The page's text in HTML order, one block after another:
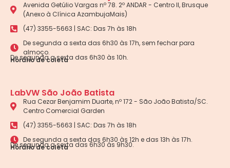
Avenida Getúlio Vargas nº 78. 2º ANDAR - Centro II, Brusque
(Anexo à Clínica AzambujaMais)
(47) 3355-5663 | SAC: Das 7h às 18h
De segunda a sexta das 6h30 às 17h, sem fechar para
almoço.
Horário de coleta
De segunda a sexta das 6h30 às 10h.
LabVW São João Batista
Rua Cezar Benjamim Duarte, nº 172 - São João Batista/SC.
Centro Comercial Garden
(47) 3355-5663 | SAC: Das 7h às 18h
De segunda a sexta das 6h30 às 12h e das 13h às 17h.
Horário de coleta
De segunda a sexta das 6h30 às 9h30.